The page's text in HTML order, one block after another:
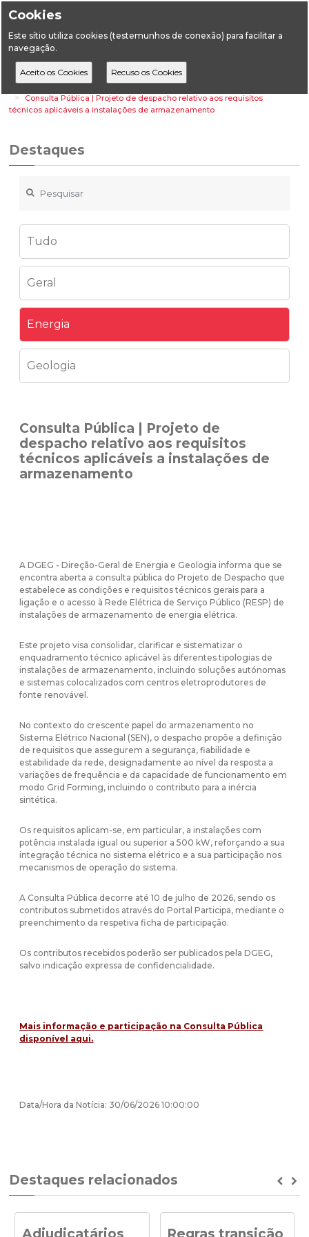
Cookies
Este sítio utiliza cookies (testemunhos de conexão) para facilitar a
navegação.
HomeDestaques
Energia
Consulta Pública | Projeto de despacho relativo aos requisitos
técnicos aplicáveis a instalações de armazenamento
Destaques
Tudo
Geral
Energia
Geologia
Consulta Pública | Projeto de
despacho relativo aos requisitos
técnicos aplicáveis a instalações de
armazenamento
A DGEG - Direção-Geral de Energia e Geologia informa que se
encontra aberta a consulta pública do Projeto de Despacho que
estabelece as condições e requisitos técnicos gerais para a
ligação e o acesso à Rede Elétrica de Serviço Público (RESP) de
instalações de armazenamento de energia elétrica.
Este projeto visa consolidar, clarificar e sistematizar o
enquadramento técnico aplicável às diferentes tipologias de
instalações de armazenamento, incluindo soluções autónomas
e sistemas colocalizados com centros eletroprodutores de
fonte renovável.
No contexto do crescente papel do armazenamento no
Sistema Elétrico Nacional (SEN), o despacho propõe a definição
de requisitos que assegurem a segurança, fiabilidade e
estabilidade da rede, designadamente ao nível da resposta a
variações de frequência e da capacidade de funcionamento em
modo Grid Forming, incluindo o contributo para a inércia
sintética.
Os requisitos aplicam-se, em particular, a instalações com
potência instalada igual ou superior a 500 kW, reforçando a sua
integração técnica no sistema elétrico e a sua participação nos
mecanismos de operação do sistema.
A Consulta Pública decorre até 10 de julho de 2026, sendo os
contributos submetidos através do Portal Participa, mediante o
preenchimento da respetiva ficha de participação.
Os contributos recebidos poderão ser publicados pela DGEG,
salvo indicação expressa de confidencialidade.
Mais informação e participação na Consulta Pública
disponível aqui.
Data/Hora da Notícia: 30/06/2026 10:00:00
Destaques relacionados